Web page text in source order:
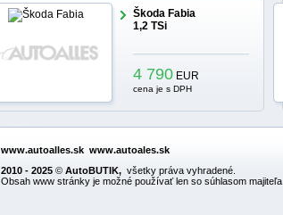
Škoda Fabia
1,2 TSi
4 790 EUR
cena je s DPH
www.autoalles.sk www.autoales.sk
2010 - 2025 © AutoBUTIK, všetky práva vyhradené.
Obsah www stránky je možné používať len so súhlasom majiteľa